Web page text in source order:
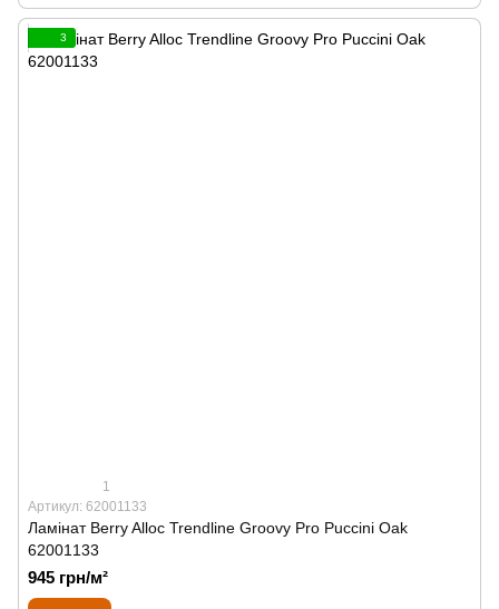
3
1
Артикул: 62001133
Ламінат Berry Alloc Trendline Groovy Pro Puccini Oak
62001133
945 грн/м²